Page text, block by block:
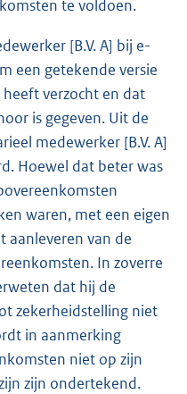
te voldoen.
[B.V. A] bij e-
een getekende versie
verzocht en dat
is gegeven. Uit de
medewerker [B.V. A]
Hoewel dat beter was
waren, met een eigen
van de
In zoverre
dat hij de
zekerheidstelling niet
in aanmerking
niet op zijn
zijn ondertekend.